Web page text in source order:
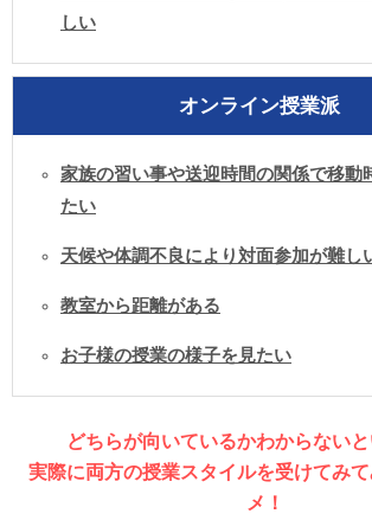
しい
オンライン授業派
家族の習い事や送迎時間の関係で移動
たい
天候や体調不良により対面参加が難し
教室から距離がある
お子様の授業の様子を見たい
どちらが向いているかわからない
実際に両方の授業スタイルを受けてみ
メ！